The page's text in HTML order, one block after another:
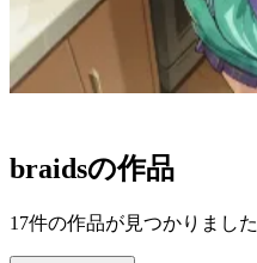
braidsの作品
17件の作品が見つかりました